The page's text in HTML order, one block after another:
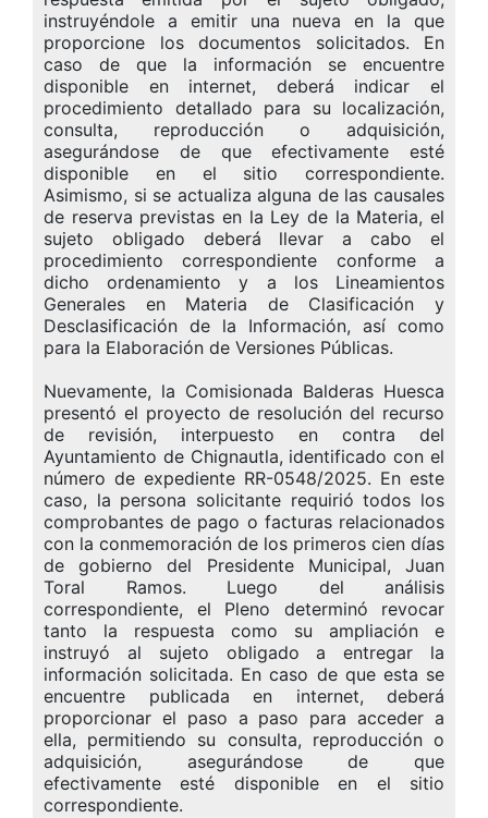
instruyéndole a emitir una nueva en la que
proporcione los documentos solicitados. En
caso de que la información se encuentre
disponible en internet, deberá indicar el
procedimiento detallado para su localización,
consulta, reproducción o adquisición,
asegurándose de que efectivamente esté
disponible en el sitio correspondiente.
Asimismo, si se actualiza alguna de las causales
de reserva previstas en la Ley de la Materia, el
sujeto obligado deberá llevar a cabo el
procedimiento correspondiente conforme a
dicho ordenamiento y a los Lineamientos
Generales en Materia de Clasificación y
Desclasificación de la Información, así como
para la Elaboración de Versiones Públicas.
Nuevamente, la Comisionada Balderas Huesca
presentó el proyecto de resolución del recurso
de revisión, interpuesto en contra del
Ayuntamiento de Chignautla, identificado con el
número de expediente RR-0548/2025. En este
caso, la persona solicitante requirió todos los
comprobantes de pago o facturas relacionados
con la conmemoración de los primeros cien días
de gobierno del Presidente Municipal, Juan
Toral Ramos. Luego del análisis
correspondiente, el Pleno determinó revocar
tanto la respuesta como su ampliación e
instruyó al sujeto obligado a entregar la
información solicitada. En caso de que esta se
encuentre publicada en internet, deberá
proporcionar el paso a paso para acceder a
ella, permitiendo su consulta, reproducción o
adquisición, asegurándose de que
efectivamente esté disponible en el sitio
correspondiente.